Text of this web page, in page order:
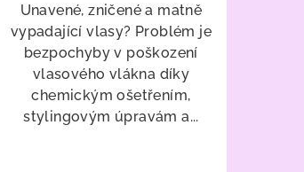
Unavené, zničené a matně
vypadající vlasy? Problém je
bezpochyby v poškození
vlasového vlákna díky
chemickým ošetřením,
stylingovým úpravám a...